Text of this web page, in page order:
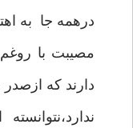
درهمه جا به
مصیبت با
دارند که ازصدر